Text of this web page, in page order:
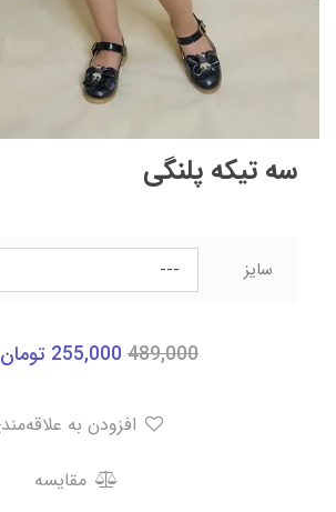
سه تیکه پلنگی
سایز
489,000
255,000 تومان
مقایسه